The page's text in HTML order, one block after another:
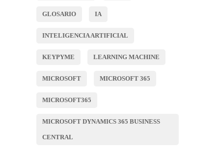
GLOSARIO IA
INTELIGENCIA ARTIFICIAL
KEYPYME LEARNING MACHINE
MICROSOFT MICROSOFT 365
MICROSOFT365
MICROSOFT DYNAMICS 365 BUSINESS
CENTRAL